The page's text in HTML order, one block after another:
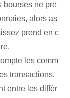
bourses ne pre
alors as
prend en c
les comm
transactions.
entre les différ